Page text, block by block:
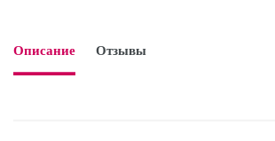
Описание Отзывы